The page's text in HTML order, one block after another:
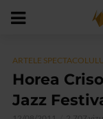
ARTELE
Horea
Jazz